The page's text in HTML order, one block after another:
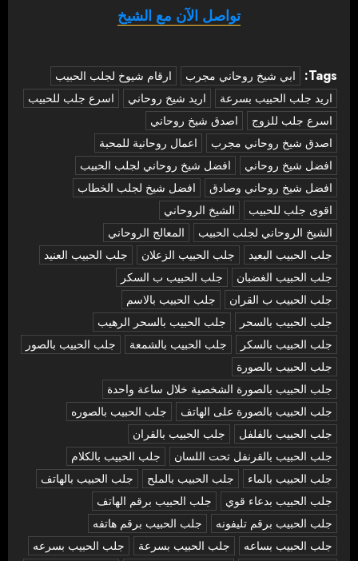
تواصل الآن مع الشيخ
Tags: ‏ابي شيخ روحاني مجرب
ارقام شيوخ لجلب الحبيب
اريد جلب الحبيب بسرعة
اريد شيخ روحاني
اسرع جلب للحبيب
اسرع جلب للزوج
اصدق شيخ روحاني
اصدق شيخ روحاني مجرب
اعمال روحانية للمحبة
افضل شيخ روحاني
افضل شيخ روحاني لجلب الحبيب
افضل شيخ روحاني وصادق
افضل شيخ لجلب الخطاب
اقوى جلب للحبيب
الشيخ الروحاني
الشيخ الروحاني لجلب الحبيب
المعالج الروحاني
جلب الحبيب البعيد
جلب الحبيب الزعلان
جلب الحبيب العنيد
جلب الحبيب الغضبان
جلب الحبيب ب السكر
جلب الحبيب ب القران
جلب الحبيب بالاسم
جلب الحبيب بالسحر
جلب الحبيب بالسحر الرهيب
جلب الحبيب بالسكر
جلب الحبيب بالشمعة
جلب الحبيب بالصور
جلب الحبيب بالصورة
جلب الحبيب بالصورة الشخصية خلال ساعة واحدة
جلب الحبيب بالصورة على الهاتف
جلب الحبيب بالصوره
جلب الحبيب بالفلفل
جلب الحبيب بالقران
جلب الحبيب بالقرنفل تحت اللسان
جلب الحبيب بالكلام
جلب الحبيب بالماء
جلب الحبيب بالملح
جلب الحبيب بالهاتف
جلب الحبيب بدعاء قوي
جلب الحبيب برقم الهاتف
جلب الحبيب برقم تليفونه
جلب الحبيب برقم هاتفه
جلب الحبيب بساعه
جلب الحبيب بسرعة
جلب الحبيب بسرعه